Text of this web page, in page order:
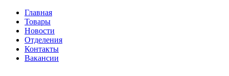
Главная
Товары
Новости
Отделения
Контакты
Вакансии